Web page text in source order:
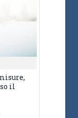
il